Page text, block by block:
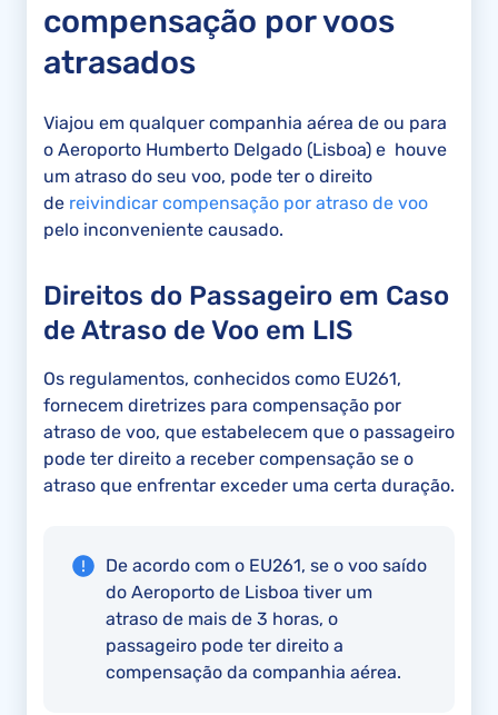
compensação por voos
atrasados
Viajou em qualquer companhia aérea de ou para
o Aeroporto Humberto Delgado (Lisboa) e houve
um atraso do seu voo, pode ter o direito
de reivindicar compensação por atraso de voo
pelo inconveniente causado.
Direitos do Passageiro em Caso
de Atraso de Voo em LIS
Os regulamentos, conhecidos como EU261,
fornecem diretrizes para compensação por
atraso de voo, que estabelecem que o passageiro
pode ter direito a receber compensação se o
atraso que enfrentar exceder uma certa duração.
De acordo com o EU261, se o voo saído
do Aeroporto de Lisboa tiver um
atraso de mais de 3 horas, o
passageiro pode ter direito a
compensação da companhia aérea.